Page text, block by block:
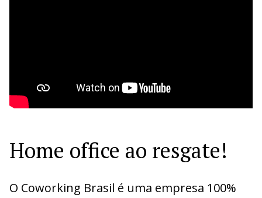
Home office ao resgate!
O Coworking Brasil é uma empresa 100%